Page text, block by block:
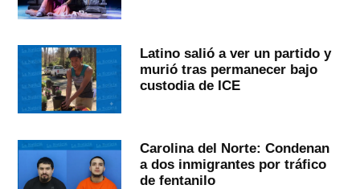
Latino salió a ver un partido y
murió tras permanecer bajo
custodia de ICE
Carolina del Norte: Condenan
a dos inmigrantes por tráfico
de fentanilo